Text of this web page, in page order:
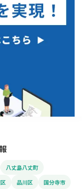
八丈島八丈町
品川区
国分寺市